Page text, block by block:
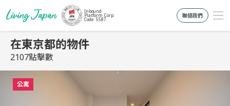
Inbound
Platform Corp.
Code: 5587
聯絡我們
在東京都的物件
2107點擊數
公寓